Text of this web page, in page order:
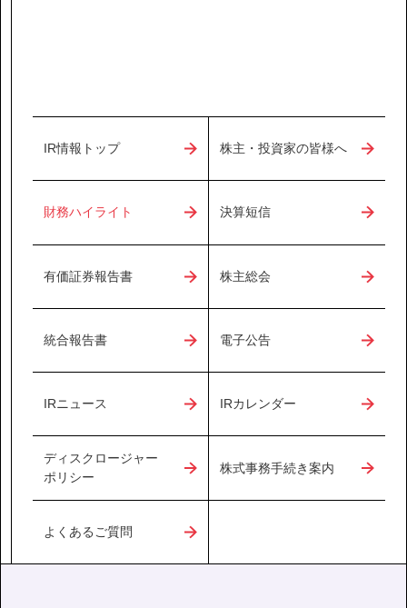
ニュース
お問い合わせ
採用情報
営業カタログダウンロード
協力会社の皆様へ
個人情報等保護ポリシー
このサイトの使い方
IR情報トップ 株主・投資家の皆様へ
財務ハイライト 決算短信
有価証券報告書 株主総会
統合報告書 電子公告
IRニュース IRカレンダー
ディスクロージャー
ポリシー
株式事務手続き案内
よくあるご質問